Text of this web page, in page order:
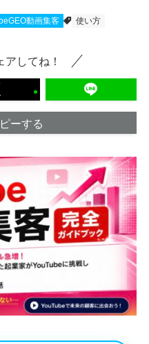
動画集客 使い方
アしてね！
ーする